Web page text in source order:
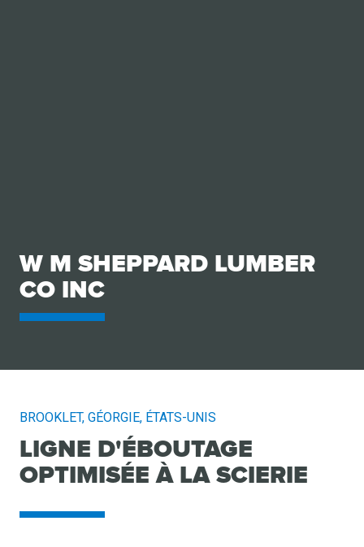
W M SHEPPARD LUMBER
CO INC
BROOKLET, GÉORGIE, ÉTATS-UNIS
LIGNE D'ÉBOUTAGE
OPTIMISÉE À LA SCIERIE